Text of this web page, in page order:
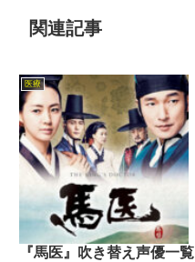
関連記事
医療
『馬医』吹き替え声優一覧